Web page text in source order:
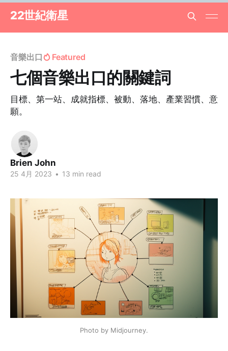
22世紀衛星
音樂出口 Featured
七個音樂出口的關鍵詞
目標、第一站、成就指標、被動、落地、產業習慣、意
願。
Brien John
25 4月 2023 • 13 min read
Photo by Midjourney.